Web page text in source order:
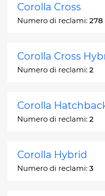
Corolla Cross
Numero di reclami: 278
Corolla Cross
Numero di reclami: 2
Corolla
Numero di reclami: 2
Corolla Hybrid
Numero di reclami: 3